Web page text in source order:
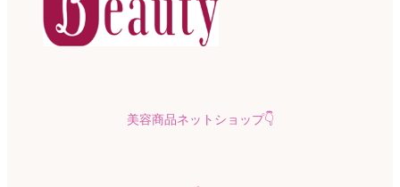
美容商品ネットショップ👇